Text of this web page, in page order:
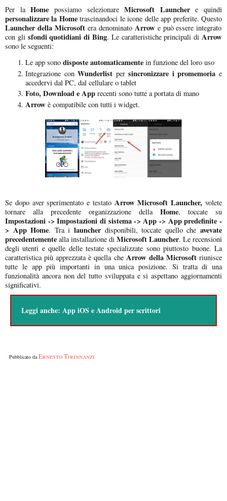
Per laHome possiamo selezionareMicrosoft Launchere quindi
personalizzare la Hometrascinandoci le icone delle app preferite. Questo
Launcher della Microsoftera denominato Arrow e può essere integrato
con glisfondi quotidiani di Bing. Le caratteristiche principali di Arrow
sono le seguenti:
Le app sono disposte automaticamente in funzione del loro uso
Integrazione conWunderlist persincronizzare i promemoria e
accedervi dal PC, dal cellulare o tablet
Foto, Download e App recenti sono tutte a portata di mano
Arrow è compatibile con tutti i widget.
Se dopo aver sperimentato e testato Arrow Microsoft Launcher, volete
tornare alla precedente organizzazione della Home, toccate su
Impostazioni -> Impostazioni di sistema -> App -> App predefinite -
> App Home. Tra ilauncherdisponibili, toccate quello cheavevate
precedentemente alla installazione di Microsoft Launcher. Le recensioni
degli utenti e quelle delle testate specializzate sono piuttosto buone. La
caratteristica più apprezzata è quella cheArrow della Microsoftriunisce
tutte le app più importanti in una unica posizione. Si tratta di una
funzionalità ancora non del tutto sviluppata e si aspettano aggiornamenti
significativi.
Leggi anche: App iOS e Android per scrittori
Pubblicato da Ernesto Tirinnanzi